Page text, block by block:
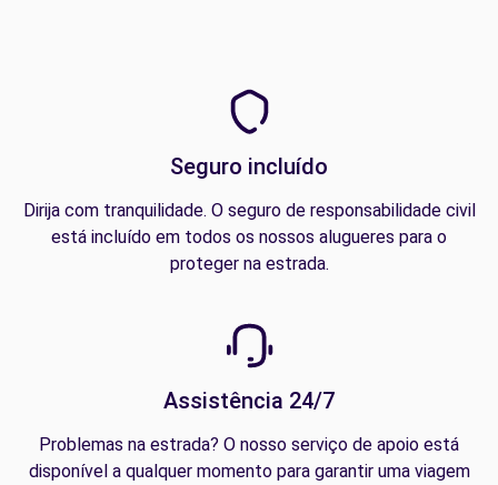
Seguro incluído
Dirija com tranquilidade. O seguro de responsabilidade civil
está incluído em todos os nossos alugueres para o
proteger na estrada.
Assistência 24/7
Problemas na estrada? O nosso serviço de apoio está
disponível a qualquer momento para garantir uma viagem